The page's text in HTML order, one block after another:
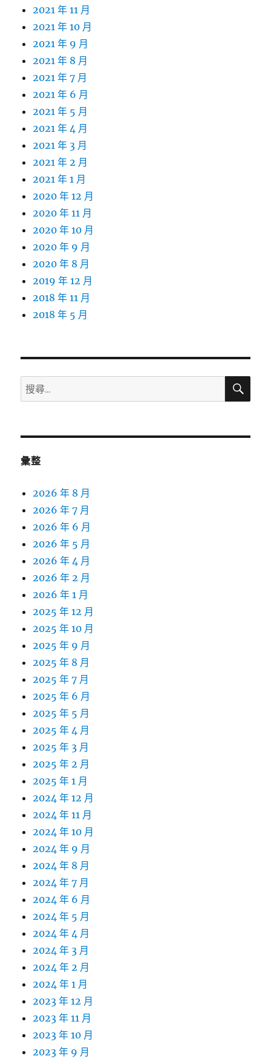
2021 年 11 月
2021 年 10 月
2021 年 9 月
2021 年 8 月
2021 年 7 月
2021 年 6 月
2021 年 5 月
2021 年 4 月
2021 年 3 月
2021 年 2 月
2021 年 1 月
2020 年 12 月
2020 年 11 月
2020 年 10 月
2020 年 9 月
2020 年 8 月
2019 年 12 月
2018 年 11 月
2018 年 5 月
搜
尋
鍵
搜
彙整
2026 年 8 月
2026 年 7 月
2026 年 6 月
2026 年 5 月
2026 年 4 月
2026 年 2 月
2026 年 1 月
2025 年 12 月
2025 年 10 月
2025 年 9 月
2025 年 8 月
2025 年 7 月
2025 年 6 月
2025 年 5 月
2025 年 4 月
2025 年 3 月
2025 年 2 月
2025 年 1 月
2024 年 12 月
2024 年 11 月
2024 年 10 月
2024 年 9 月
2024 年 8 月
2024 年 7 月
2024 年 6 月
2024 年 5 月
2024 年 4 月
2024 年 3 月
2024 年 2 月
2024 年 1 月
2023 年 12 月
2023 年 11 月
2023 年 10 月
2023 年 9 月